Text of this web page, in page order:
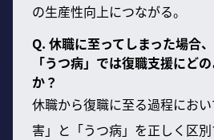
の生産性向上につながる。
Q. 休職に至ってしまった場合
「うつ病」では復職支援にど
か？
休職から復職に至る過程にお
害」と「うつ病」を正しく区